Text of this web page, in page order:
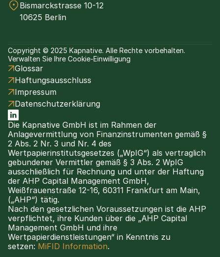
Bismarckstrasse 10-12
10625 Berlin
Copyright © 2025 Kapnative. Alle Rechte vorbehalten.
Verwalten Sie Ihre Cookie-Einwilligung
Glossar
Haftungsausschluss
Impressum
Datenschutzerklärung
Die Kapnative GmbH ist im Rahmen der
Anlagevermittlung von Finanzinstrumenten gemäß §
2 Abs. 2 Nr. 3 und Nr. 4 des
Wertpapierinstitutsgesetzes („WpIG“) als vertraglich
gebundener Vermittler gemäß § 3 Abs. 2 WpIG
ausschließlich für Rechnung und unter der Haftung
der AHP Capital Management GmbH,
Weißfrauenstraße 12-16, 60311 Frankfurt am Main,
(„AHP“) tätig.
Nach den gesetzlichen Voraussetzungen ist die AHP
verpflichtet, ihre Kunden über die „AHP Capital
Management GmbH und ihre
Wertpapierdienstleistungen“ in Kenntnis zu
setzen: MiFID Information.